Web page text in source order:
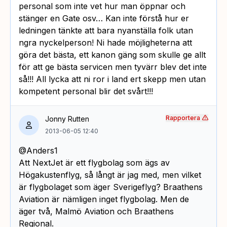
personal som inte vet hur man öppnar och
stänger en Gate osv… Kan inte förstå hur er
ledningen tänkte att bara nyanställa folk utan
ngra nyckelperson! Ni hade möjligheterna att
göra det bästa, ett kanon gäng som skulle ge allt
för att ge bästa servicen men tyvärr blev det inte
så!!! All lycka att ni ror i land ert skepp men utan
kompetent personal blir det svårt!!!
Jonny Rutten
2013-06-05 12:40
@Anders1
Att NextJet är ett flygbolag som ägs av
Högakustenflyg, så långt är jag med, men vilket
är flygbolaget som äger Sverigeflyg? Braathens
Aviation är nämligen inget flygbolag. Men de
äger två, Malmö Aviation och Braathens
Regional.
Rapportera